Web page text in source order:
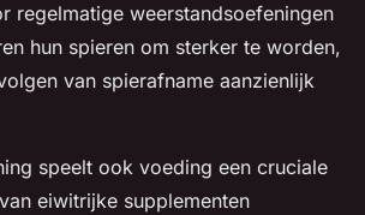
regelmatige weerstandsoefeningen
hun spieren om sterker te worden,
van spierafname aanzienlijk
speelt ook voeding een cruciale
eiwitrijke supplementen